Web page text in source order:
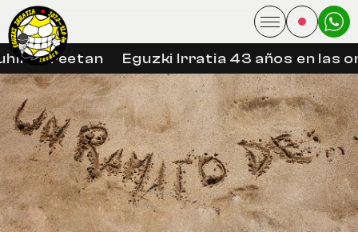
libreetan Eguzki Irratia 43 años en las